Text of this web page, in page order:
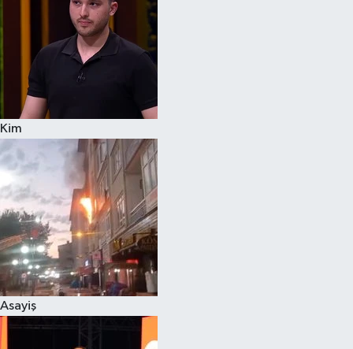
Kim
Asayiş
Kültür Sanat
Sağlık
Siyaset
Teknoloji
Televizyon
Yaşam-Çevre